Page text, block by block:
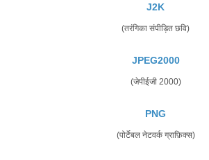
J2K
(तरंगिका संपीड़ित छवि)
JPEG2000
(जेपीईजी 2000)
PNG
(पोर्टेबल नेटवर्क ग्राफ़िक्स)